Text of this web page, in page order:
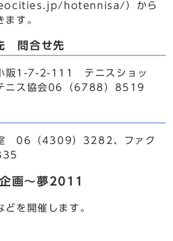
hotennisa/）から
ます。
問合せ先
1-7-2-111 テニスショッ
ニス協会06（6788）8519
06（4309）3282、ファク
画～夢2011
を開催します。